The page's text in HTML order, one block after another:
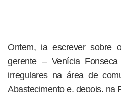
Ontem, ia escrever sobre
gerente – Venícia
irregulares na área de
Abastecimento e, depois, na